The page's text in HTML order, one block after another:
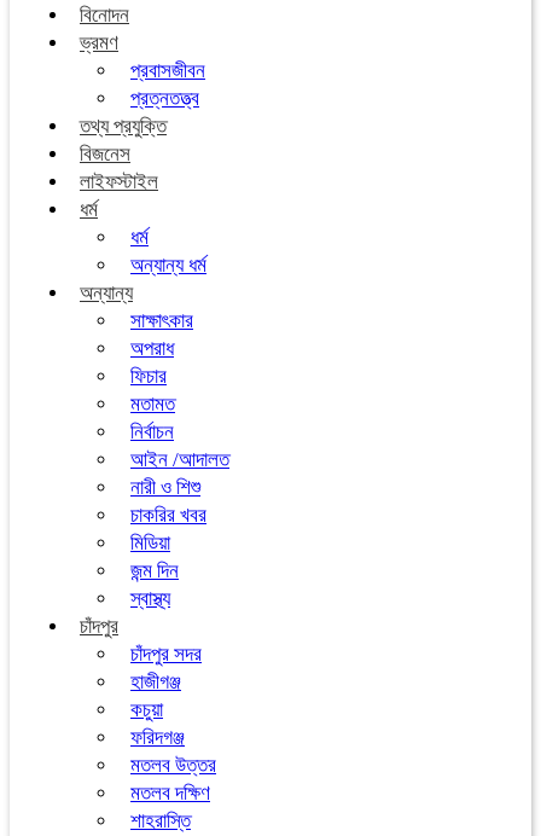
বিনোদন
ভ্রমণ
প্রবাসজীবন
প্রত্নতত্ত্ব
তথ্য প্রযুক্তি
বিজনেস
লাইফস্টাইল
ধর্ম
ধর্ম
অন্যান্য ধর্ম
অন্যান্য
সাক্ষাৎকার
অপরাধ
ফিচার
মতামত
নির্বাচন
আইন /আদালত
নারী ও শিশু
চাকরির খবর
মিডিয়া
জন্ম দিন
স্বাস্থ্য
চাঁদপুর
চাঁদপুর সদর
হাজীগঞ্জ
কচুয়া
ফরিদগঞ্জ
মতলব উত্তর
মতলব দক্ষিণ
শাহরাস্তি